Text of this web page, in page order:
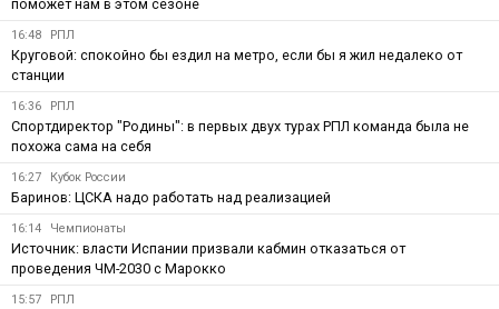
поможет нам в этом сезоне
16:48 РПЛ
Круговой: спокойно бы ездил на метро, если бы я жил недалеко от
станции
16:36 РПЛ
Спортдиректор "Родины": в первых двух турах РПЛ команда была не
похожа сама на себя
16:27 Кубок России
Баринов: ЦСКА надо работать над реализацией
16:14 Чемпионаты
Источник: власти Испании призвали кабмин отказаться от
проведения ЧМ-2030 с Марокко
15:57 РПЛ